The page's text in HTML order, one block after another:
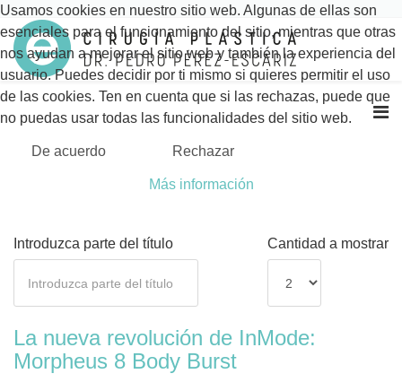
Introduzca parte del título Cantidad a mostrar
La nueva revolución de InMode:
Morpheus 8 Body Burst
Usamos cookies en nuestro sitio web. Algunas de ellas son
esenciales para el funcionamiento del sitio, mientras que otras
nos ayudan a mejorar el sitio web y también la experiencia del
usuario. Puedes decidir por ti mismo si quieres permitir el uso
de las cookies. Ten en cuenta que si las rechazas, puede que
no puedas usar todas las funcionalidades del sitio web.
De acuerdo Rechazar
Más información